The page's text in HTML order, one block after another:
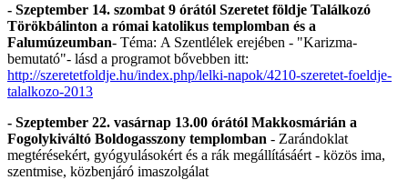
- Szeptember 14. szombat 9 órától Szeretet földje Találkozó
Törökbálinton a római katolikus templomban és a
Falumúzeumban- Téma: A Szentlélek erejében - "Karizma-
bemutató"- lásd a programot bővebben itt:
http://szeretetfoldje.hu/index.php/lelki-napok/4210-szeretet-foeldje-
talalkozo-2013
- Szeptember 22. vasárnap 13.00 órától Makkosmárián a
Fogolykiváltó Boldogasszony templomban - Zarándoklat
megtérésekért, gyógyulásokért és a rák megállításáért - közös ima,
szentmise, közbenjáró imaszolgálat